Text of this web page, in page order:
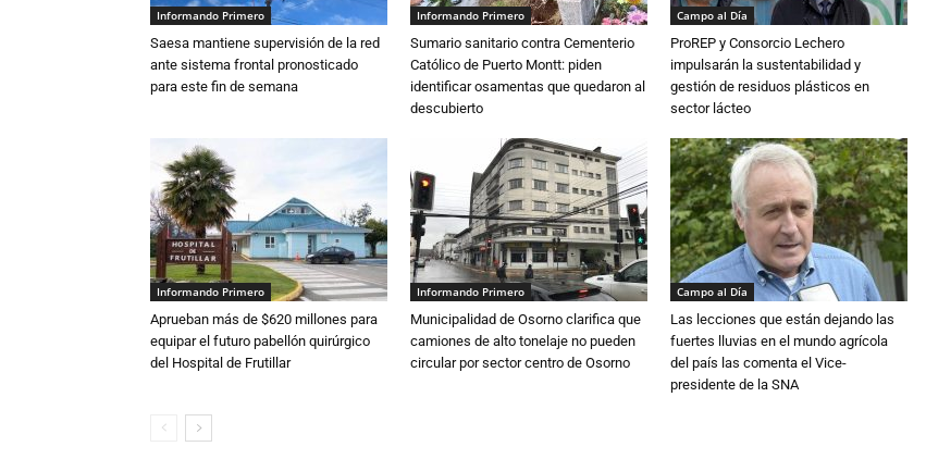
Informando Primero
Saesa mantiene supervisión de la red
ante sistema frontal pronosticado
para este fin de semana
Informando Primero
Sumario sanitario contra Cementerio
Católico de Puerto Montt: piden
identificar osamentas que quedaron al
descubierto
Campo al Día
ProREP y Consorcio Lechero
impulsarán la sustentabilidad y
gestión de residuos plásticos en
sector lácteo
Informando Primero
Aprueban más de $620 millones para
equipar el futuro pabellón quirúrgico
del Hospital de Frutillar
Informando Primero
Municipalidad de Osorno clarifica que
camiones de alto tonelaje no pueden
circular por sector centro de Osorno
Campo al Día
Las lecciones que están dejando las
fuertes lluvias en el mundo agrícola
del país las comenta el Vice-
presidente de la SNA